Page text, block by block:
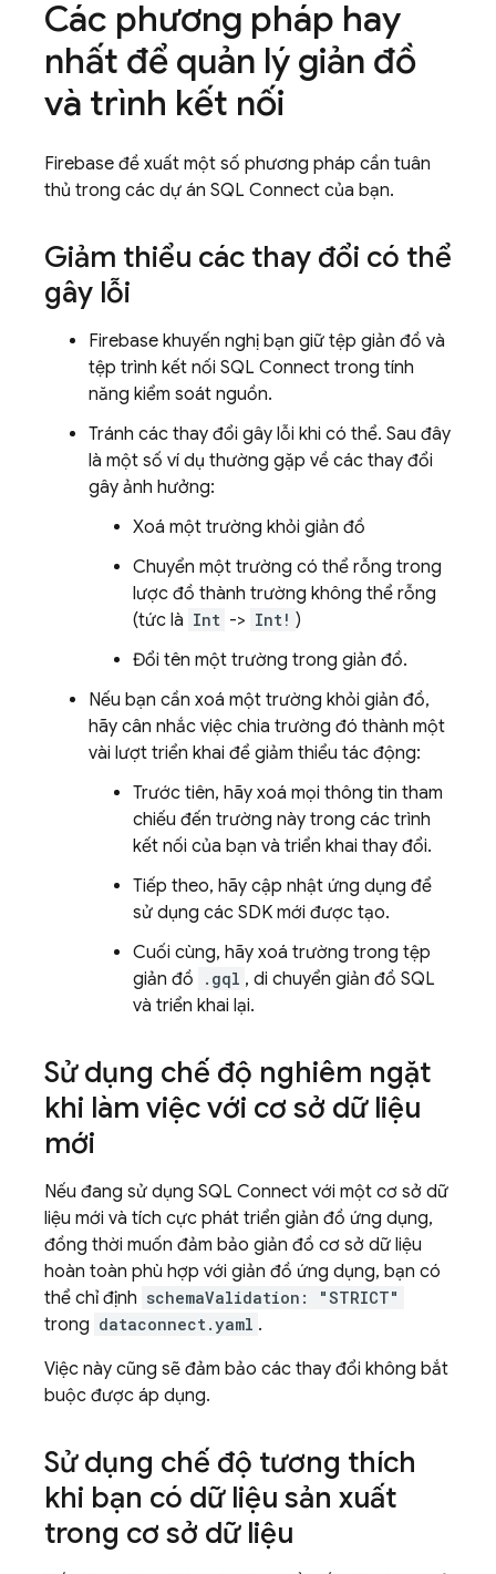
Các phương pháp hay
nhất để quản lý giản đồ
và trình kết nối
Firebase đề xuất một số phương pháp cần tuân
thủ trong các dự án SQL Connect của bạn.
Giảm thiểu các thay đổi có thể
gây lỗi
Firebase khuyến nghị bạn giữ tệp giản đồ và
tệp trình kết nối SQL Connect trong tính
năng kiểm soát nguồn.
Tránh các thay đổi gây lỗi khi có thể. Sau đây
là một số ví dụ thường gặp về các thay đổi
gây ảnh hưởng:
Xoá một trường khỏi giản đồ
Chuyển một trường có thể rỗng trong
lược đồ thành trường không thể rỗng
(tức là Int -> Int! )
Đổi tên một trường trong giản đồ.
Nếu bạn cần xoá một trường khỏi giản đồ,
hãy cân nhắc việc chia trường đó thành một
vài lượt triển khai để giảm thiểu tác động:
Trước tiên, hãy xoá mọi thông tin tham
chiếu đến trường này trong các trình
kết nối của bạn và triển khai thay đổi.
Tiếp theo, hãy cập nhật ứng dụng để
sử dụng các SDK mới được tạo.
Cuối cùng, hãy xoá trường trong tệp
giản đồ
.gql , di chuyển giản đồ SQL
và triển khai lại.
Sử dụng chế độ nghiêm ngặt
khi làm việc với cơ sở dữ liệu
mới
Nếu đang sử dụng SQL Connect với một cơ sở dữ
liệu mới và tích cực phát triển giản đồ ứng dụng,
đồng thời muốn đảm bảo giản đồ cơ sở dữ liệu
hoàn toàn phù hợp với giản đồ ứng dụng, bạn có
thể chỉ định schemaValidation: "STRICT"
trong dataconnect.yaml .
Việc này cũng sẽ đảm bảo các thay đổi không bắt
buộc được áp dụng.
Sử dụng chế độ tương thích
khi bạn có dữ liệu sản xuất
trong cơ sở dữ liệu